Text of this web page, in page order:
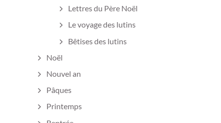
Lettres du Père Noël
Le voyage des lutins
Bêtises des lutins
Noël
Nouvel an
Pâques
Printemps